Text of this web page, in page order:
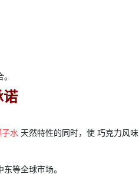
诺
水 天然特性的同时，使 巧克力风味
等全球市场。